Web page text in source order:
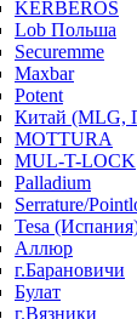
KERBEROS
Lob Польша
Securemme
Maxbar
Potent
Китай (MLG,
MOTTURA
MUL-T-LOCK
Palladium
Serrature/
Tesa
Аллюр
г.Барановичи
Булат
г.Вязники